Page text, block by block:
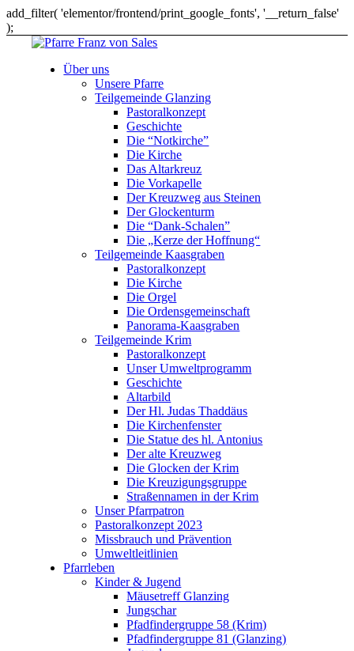
add_filter( 'elementor/frontend/print_google_fonts', '__return_false'
);
Über uns
Unsere Pfarre
Teilgemeinde Glanzing
Pastoralkonzept
Geschichte
Die “Notkirche”
Die Kirche
Das Altarkreuz
Die Vorkapelle
Der Kreuzweg aus Steinen
Der Glockenturm
Die “Dank-Schalen”
Die „Kerze der Hoffnung“
Teilgemeinde Kaasgraben
Pastoralkonzept
Die Kirche
Die Orgel
Die Ordensgemeinschaft
Panorama-Kaasgraben
Teilgemeinde Krim
Pastoralkonzept
Unser Umweltprogramm
Geschichte
Altarbild
Der Hl. Judas Thaddäus
Die Kirchenfenster
Die Statue des hl. Antonius
Der alte Kreuzweg
Die Glocken der Krim
Die Kreuzigungsgruppe
Straßennamen in der Krim
Unser Pfarrpatron
Pastoralkonzept 2023
Missbrauch und Prävention
Umweltleitlinien
Pfarrleben
Kinder & Jugend
Mäusetreff Glanzing
Jungschar
Pfadfindergruppe 58 (Krim)
Pfadfindergruppe 81 (Glanzing)